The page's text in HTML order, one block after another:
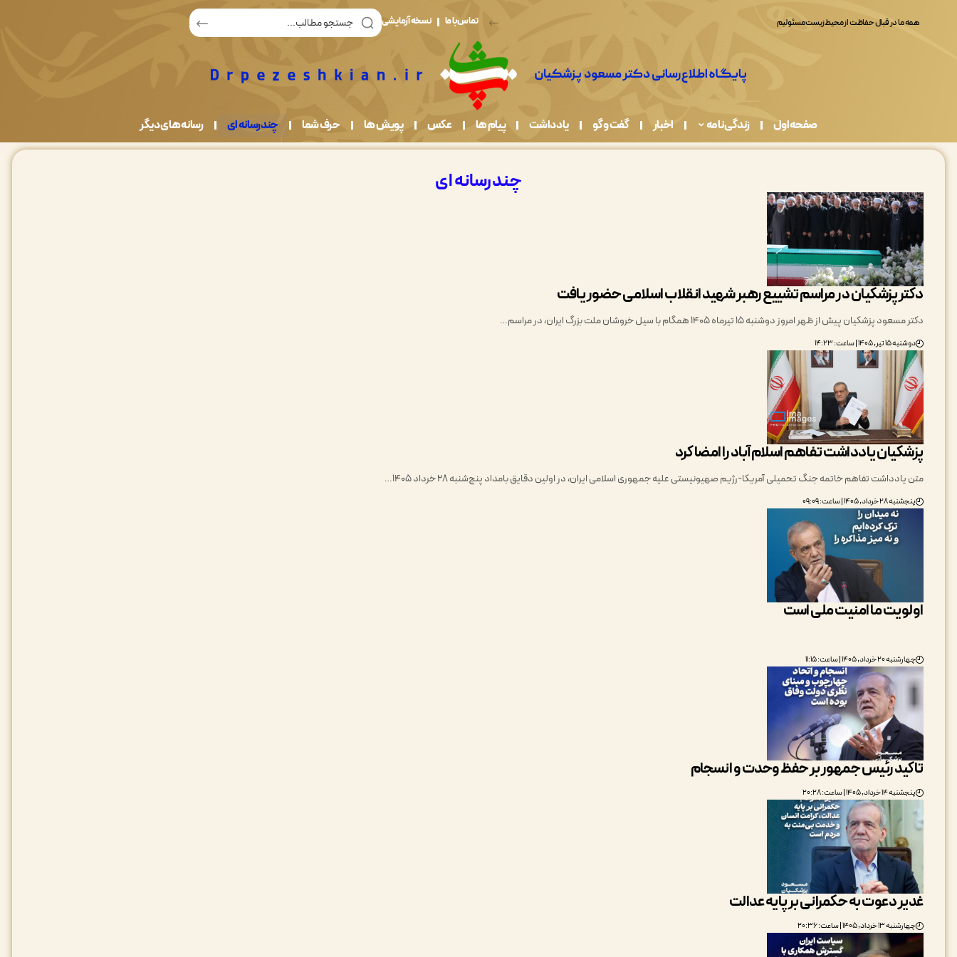
همه ما در قبال حفاظت از محیط زیست مسئولیم تماس با ما نسخه آزمایشی
صفحه اول زندگی نامه اخبار گفت و گو یادداشت پیام ها عکس پویش ها حرف شما چندرسانه ای رسانه های دیگر
چندرسانه ای
دکتر پزشکیان در مراسم تشییع رهبر شهید انقلاب اسلامی حضور یافت
دکتر مسعود پزشکیان پیش از ظهر امروز دوشنبه 15 تیرماه 1405 همگام با سیل خروشان ملت بزرگ ایران، در مراسم…
دوشنبه ۱۵ تیر, ۱۴۰۵ | ساعت: ۱۴:۲۳
پزشکیان یادداشت تفاهم اسلام‌آباد را امضا کرد
متن یادداشت تفاهم خاتمه جنگ تحمیلی آمریکا-رژیم صهیونیستی علیه جمهوری اسلامی ایران، در اولین دقایق بامداد پنج‌شنبه ۲۸ خرداد ۱۴۰۵…
پنجشنبه ۲۸ خرداد, ۱۴۰۵ | ساعت: ۰۹:۰۹
اولویت ما امنیت ملی است
چهارشنبه ۲۰ خرداد, ۱۴۰۵ | ساعت: ۱۱:۱۵
تاکید رئیس جمهور بر حفظ وحدت و انسجام
پنجشنبه ۱۴ خرداد, ۱۴۰۵ | ساعت: ۲۰:۲۸
غدیر دعوت به حکمرانی بر پایه عدالت
چهارشنبه ۱۳ خرداد, ۱۴۰۵ | ساعت: ۲۰:۳۶